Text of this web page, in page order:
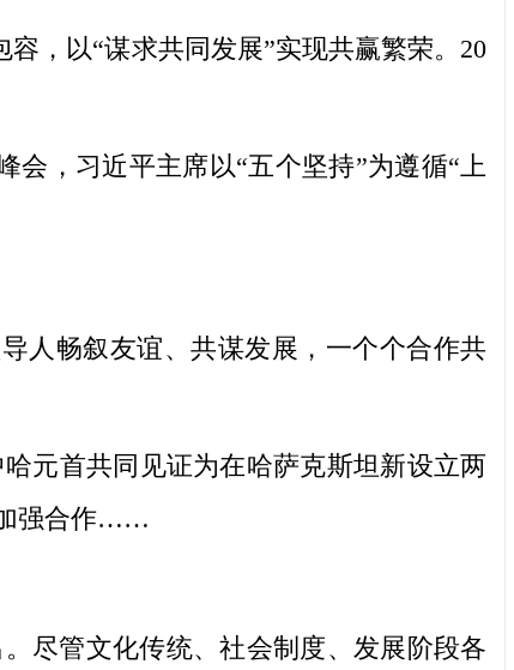
，以“谋求共同发展”实现共赢繁荣。20
，习近平主席以“五个坚持”为遵循“上
人畅叙友谊、共谋发展，一个个合作共
元首共同见证为在哈萨克斯坦新设立两
加强合作……
尽管文化传统、社会制度、发展阶段各